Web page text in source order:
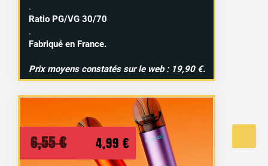
.
Ratio PG/VG 30/70
.
Fabriqué en France.
Prix moyens constatés sur le web : 19,90 €.
6,55€
Le
4,99 € Le